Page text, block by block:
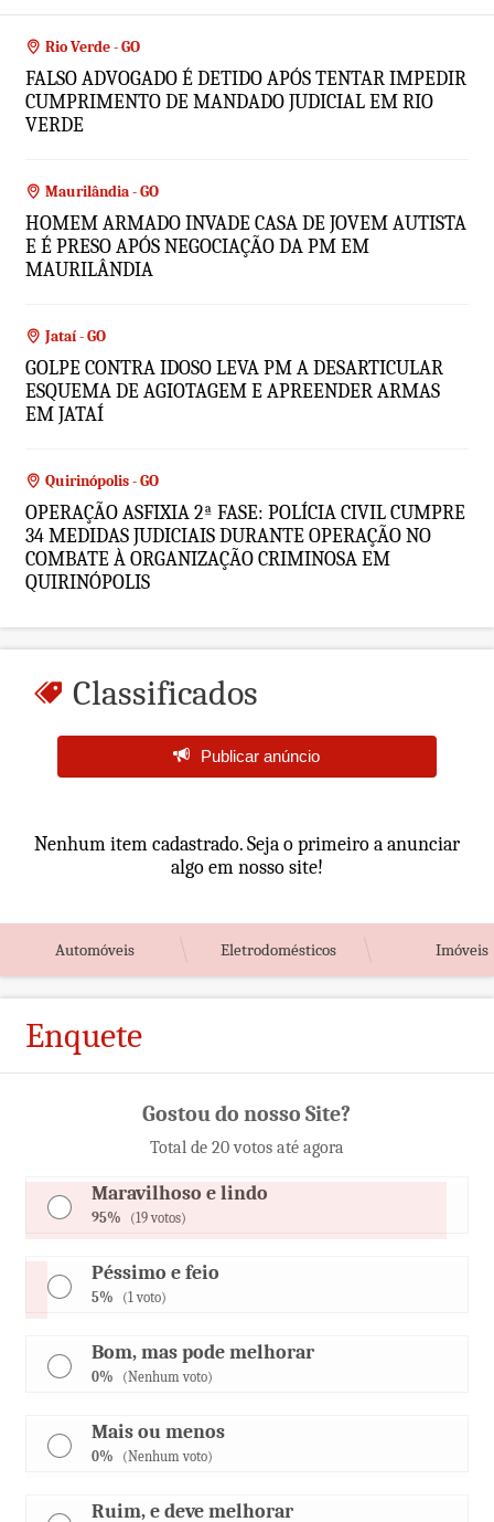
Rio Verde - GO
FALSO ADVOGADO É DETIDO APÓS TENTAR IMPEDIR
CUMPRIMENTO DE MANDADO JUDICIAL EM RIO
VERDE
Maurilândia - GO
HOMEM ARMADO INVADE CASA DE JOVEM AUTISTA
E É PRESO APÓS NEGOCIAÇÃO DA PM EM
MAURILÂNDIA
Jataí - GO
GOLPE CONTRA IDOSO LEVA PM A DESARTICULAR
ESQUEMA DE AGIOTAGEM E APREENDER ARMAS
EM JATAÍ
Quirinópolis - GO
OPERAÇÃO ASFIXIA 2ª FASE: POLÍCIA CIVIL CUMPRE
34 MEDIDAS JUDICIAIS DURANTE OPERAÇÃO NO
COMBATE À ORGANIZAÇÃO CRIMINOSA EM
QUIRINÓPOLIS
Classificados
Publicar anúncio
Nenhum item cadastrado. Seja o primeiro a anunciar
algo em nosso site!
Automóveis Eletrodomésticos Imóveis
Enquete
Gostou do nosso Site?
Total de 20 votos até agora
Maravilhoso e lindo
95% (19 votos)
Péssimo e feio
5% (1 voto)
Bom, mas pode melhorar
0% (Nenhum voto)
Mais ou menos
0% (Nenhum voto)
Ruim, e deve melhorar